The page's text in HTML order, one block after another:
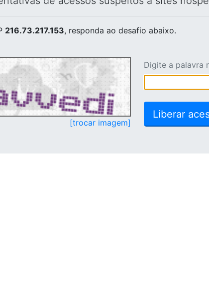
216.73.217.153, responda ao desafio abaixo.
[trocar imagem]
Digite a palavra